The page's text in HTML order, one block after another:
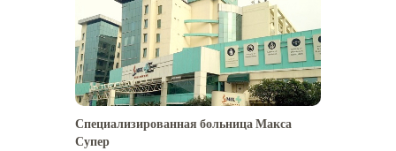
Специализированная больница Макса
Супер